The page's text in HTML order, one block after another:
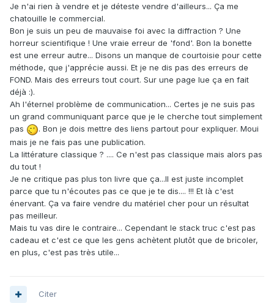
Je n'ai rien à vendre et je déteste vendre d'ailleurs... Ça me
chatouille le commercial.
Bon je suis un peu de mauvaise foi avec la diffraction ? Une
horreur scientifique ! Une vraie erreur de 'fond'. Bon la bonette
est une erreur autre... Disons un manque de courtoisie pour cette
méthode, que j'apprécie aussi. Et je ne dis pas des erreurs de
FOND. Mais des erreurs tout court. Sur une page lue ça en fait
déjà :).
Ah l'éternel problème de communication... Certes je ne suis pas
un grand communiquant parce que je le cherche tout simplement
pas
. Bon je dois mettre des liens partout pour expliquer. Moui
mais je ne fais pas une publication.
La littérature classique ? .... Ce n'est pas classique mais alors pas
du tout !
Je ne critique pas plus ton livre que ça...Il est juste incomplet
parce que tu n'écoutes pas ce que je te dis.... !!! Et là c'est
énervant. Ça va faire vendre du matériel cher pour un résultat
pas meilleur.
Mais tu vas dire le contraire... Cependant le stack truc c'est pas
cadeau et c'est ce que les gens achètent plutôt que de bricoler,
en plus, c'est pas très utile...
Citer